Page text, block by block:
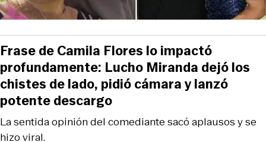
La sentida opinión del comediante sacó aplausos y se
hizo viral.
Frase de Camila Flores lo impactó
profundamente: Lucho Miranda dejó los
chistes de lado, pidió cámara y lanzó
potente descargo